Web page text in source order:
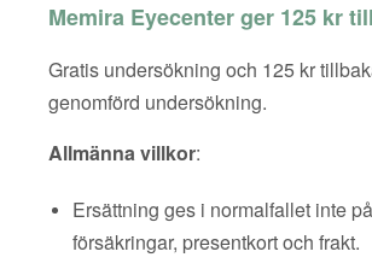
Memira Eyecenter ger 125 kr
Gratis undersökning och 125 kr
genomförd undersökning.
Allmänna villkor:
Ersättning ges i normalfallet inte
försäkringar, presentkort och frakt.